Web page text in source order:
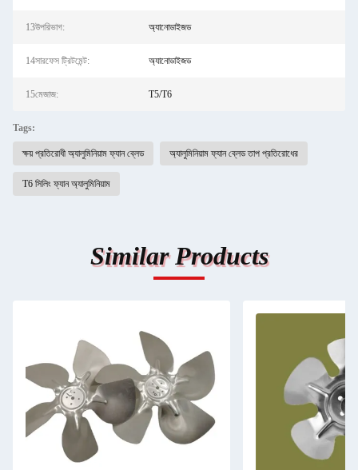
13উপরিভাগ: অ্যানোডাইজড
14সারফেস ট্রিটমেন্ট: অ্যানোডাইজড
15মেজাজ: T5/T6
Tags:
ক্ষয় প্রতিরোধী অ্যালুমিনিয়াম ফ্যান ব্লেড অ্যালুমিনিয়াম ফ্যান ব্লেড তাপ প্রতিরোধের
T6 সিলিং ফ্যান অ্যালুমিনিয়াম
Similar Products